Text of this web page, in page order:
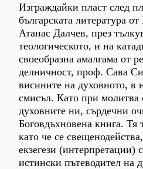
Изграждайки пласт след
българската литература
Атанас Далчев, през
теологическото, и на
своеобразна амалгама от
делничност, проф. Сава
висините на духовното, в
смисъл. Като при молитва
духовните ни, сърдечни
Боговдъхновена книга. Тя
като че се
екзегези (интерпретации)
истински пътеводител на